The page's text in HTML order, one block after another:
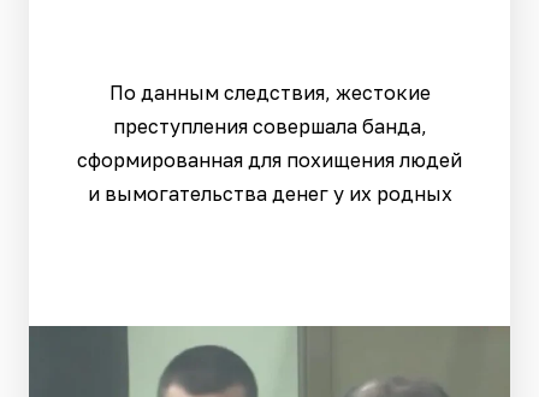
По данным следствия, жестокие
преступления совершала банда,
сформированная для похищения людей
и вымогательства денег у их родных